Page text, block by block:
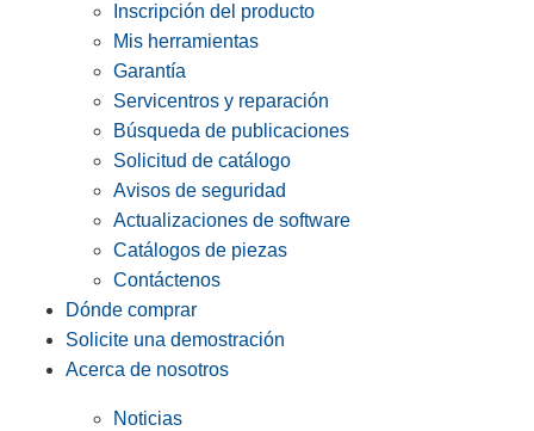
Inscripción del producto
Mis herramientas
Garantía
Servicentros y reparación
Búsqueda de publicaciones
Solicitud de catálogo
Avisos de seguridad
Actualizaciones de software
Catálogos de piezas
Contáctenos
Dónde comprar
Solicite una demostración
Acerca de nosotros
Noticias